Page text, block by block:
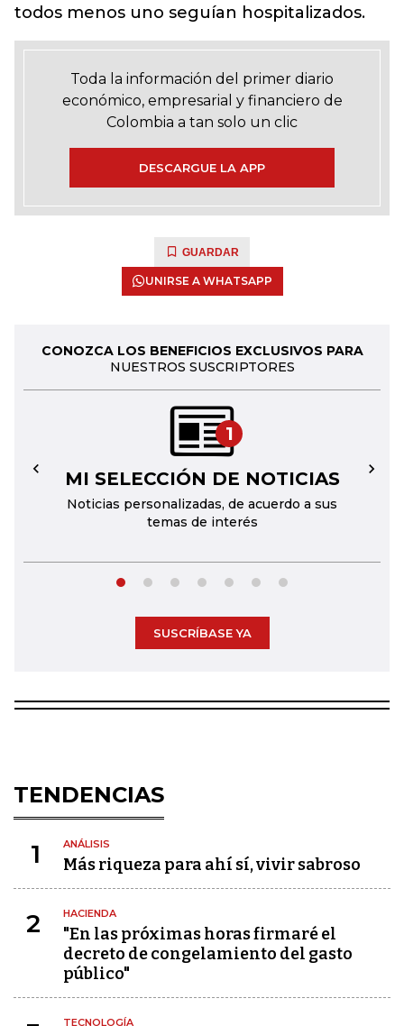
todos menos uno seguían hospitalizados.
Toda la información del primer diario
económico, empresarial y financiero de
Colombia a tan solo un clic
DESCARGUE LA APP
GUARDAR
UNIRSE A WHATSAPP
CONOZCA LOS BENEFICIOS EXCLUSIVOS PARA
NUESTROS SUSCRIPTORES
1
MI SELECCIÓN DE NOTICIAS
Noticias personalizadas, de acuerdo a sus
temas de interés
← →
SUSCRÍBASE YA
TENDENCIAS
1 ANÁLISIS
Más riqueza para ahí sí, vivir sabroso
2 HACIENDA
"En las próximas horas firmaré el
decreto de congelamiento del gasto
público"
TECNOLOGÍA